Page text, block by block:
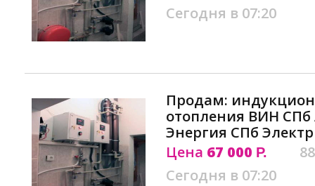
Сегодня в 07:20
Продам:
отопления ВИН СПб
Энергия СПб
Цена 67 000 Р.
Сегодня в 07:20